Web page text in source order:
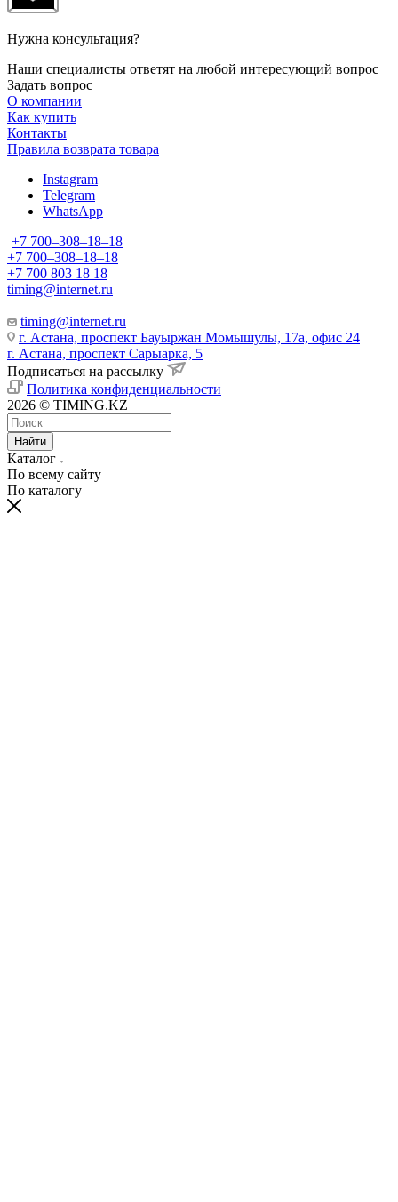
Нужна консультация?
Наши специалисты ответят на любой интересующий вопрос
Задать вопрос
О компании
Как купить
Контакты
Правила возврата товара
Instagram
Telegram
WhatsApp
+7 700‒308‒18‒18
+7 700‒308‒18‒18
+7 700 803 18 18
timing@internet.ru
timing@internet.ru
г. Астана, проспект Бауыржан Момышулы, 17а, офис 24
г. Астана, проспект Сарыарка, 5
Подписаться на рассылку
Политика конфиденциальности
2026 © TIMING.KZ
Найти
Каталог
По всему сайту
По каталогу